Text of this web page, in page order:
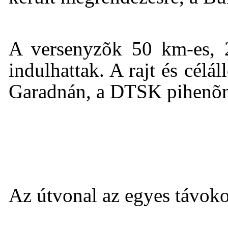
A versenyzõk 50 km-es,
indulhattak. A rajt és
Garadnán, a DTSK
Az útvonal az egyes